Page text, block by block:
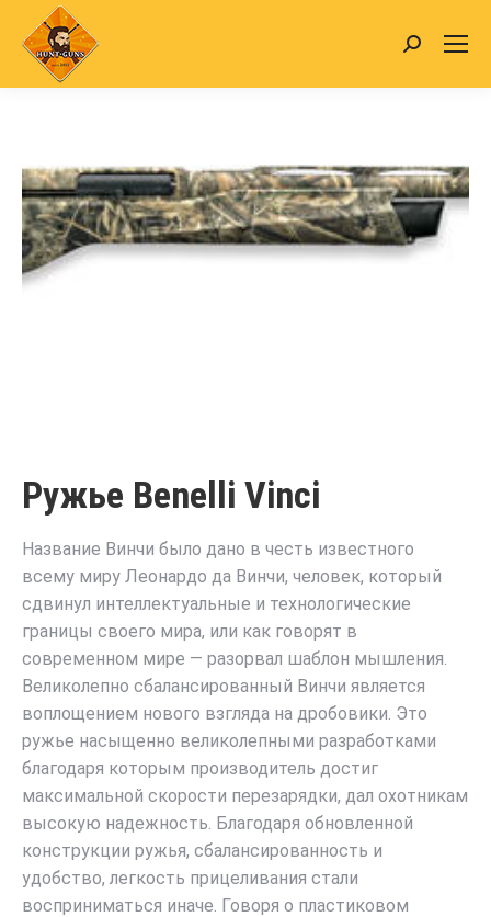
Search:
Ружье Benelli Vinci
Название Винчи было дано в честь известного
всему миру Леонардо да Винчи, человек, который
сдвинул интеллектуальные и технологические
границы своего мира, или как говорят в
современном мире — разорвал шаблон мышления.
Великолепно сбалансированный Винчи является
воплощением нового взгляда на дробовики. Это
ружье насыщенно великолепными разработками
благодаря которым производитель достиг
максимальной скорости перезарядки, дал охотникам
высокую надежность. Благодаря обновленной
конструкции ружья, сбалансированность и
удобство, легкость прицеливания стали
восприниматься иначе. Говоря о пластиковом